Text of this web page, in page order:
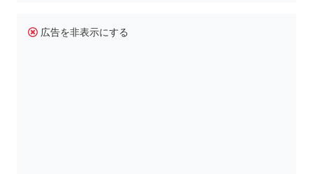
広告を非表示にする